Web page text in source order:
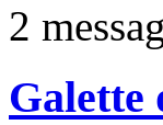
2
Galette